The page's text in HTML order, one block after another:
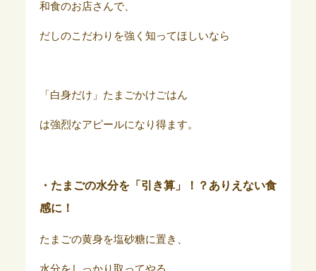
和食のお店さんで、
だしのこだわりを強く知ってほしいなら
「白身だけ」たまごかけごはん
は強烈なアピールになり得ます。
・たまごの水分を「引き算」！？ありえない食
感に！
たまごの黄身を塩砂糖に置き、